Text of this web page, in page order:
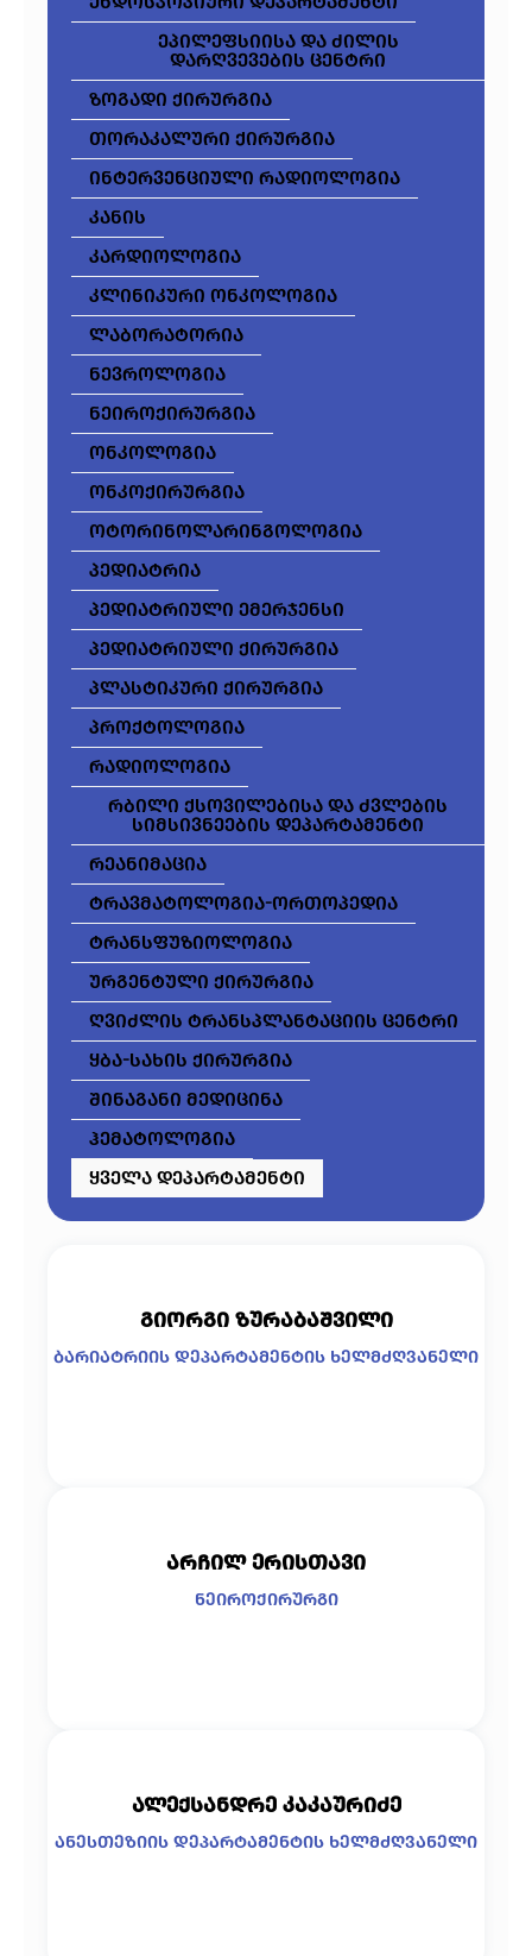
ეპილეფსიისა და ძილის
დარღვევების ცენტრი
ზოგადი ქირურგია
თორაკალური ქირურგია
ინტერვენციული რადიოლოგია
კანის
კარდიოლოგია
კლინიკური ონკოლოგია
ლაბორატორია
ნევროლოგია
ნეიროქირურგია
ონკოლოგია
ონკოქირურგია
ოტორინოლარინგოლოგია
პედიატრია
პედიატრიული ემერჯენსი
პედიატრიული ქირურგია
პლასტიკური ქირურგია
პროქტოლოგია
რადიოლოგია
რბილი ქსოვილებისა და ძვლების
სიმსივნეების დეპარტამენტი
რეანიმაცია
ტრავმატოლოგია-ორთოპედია
ტრანსფუზიოლოგია
ურგენტული ქირურგია
ღვიძლის ტრანსპლანტაციის ცენტრი
ყბა-სახის ქირურგია
შინაგანი მედიცინა
ჰემატოლოგია
ყველა დეპარტამენტი
გიორგი ზურაბაშვილი
ბარიატრიის დეპარტამენტის ხელმძღვანელი
არჩილ ერისთავი
ნეიროქირურგი
ალექსანდრე კაკაურიძე
ანესთეზიის დეპარტამენტის ხელმძღვანელი